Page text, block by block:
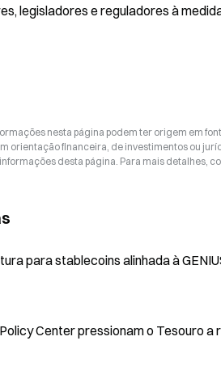
legisladores e reguladores à
nesta página podem ter origem em
orientação financeira, de investimentos ou
desta página. Para mais detalhes,
para stablecoins alinhada à
Center pressionam o Tesouro